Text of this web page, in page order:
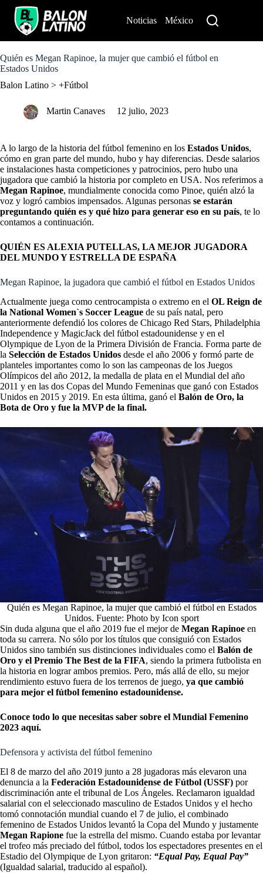
o
c
n
Noticias México
Quién es Megan Rapinoe, la mujer que cambió el fútbol en
Estados Unidos
Balon Latino > +Fútbol
Martin Canaves 12 julio, 2023
A lo largo de la historia del fútbol femenino en los Estados Unidos,
cómo en gran parte del mundo, hubo y hay diferencias. Desde salarios
e instalaciones hasta competiciones y patrocinios, pero hubo una
jugadora que cambió la historia por completo en USA. Nos referimos a
Megan Rapinoe, mundialmente conocida como Pinoe, quién alzó la
voz y logró cambios impensados. Algunas personas se estarán
preguntando quién es y qué hizo para generar eso en su país, te lo
contamos a continuación.
QUIÉN ES ALEXIA PUTELLAS, LA MEJOR JUGADORA
DEL MUNDO Y ESTRELLA DE ESPAÑA
Megan Rapinoe, la jugadora que cambió el fútbol en Estados Unidos
Actualmente juega como centrocampista o extremo en el OL Reign de
la National Women`s Soccer League de su país natal, pero
anteriormente defendió los colores de Chicago Red Stars, Philadelphia
Independence y MagicJack del fútbol estadounidense y en el
Olympique de Lyon de la Primera División de Francia. Forma parte de
la Selección de Estados Unidos desde el año 2006 y formó parte de
planteles importantes como lo son las campeonas de los Juegos
Olímpicos del año 2012, la medalla de plata en el Mundial del año
2011 y en las dos Copas del Mundo Femeninas que ganó con Estados
Unidos en 2015 y 2019. En esta última, ganó el Balón de Oro, la
Bota de Oro y fue la MVP de la final.
Quién es Megan Rapinoe, la mujer que cambió el fútbol en Estados
Unidos. Fuente: Photo by Icon sport
Sin duda alguna que el año 2019 fue el mejor de Megan Rapinoe en
toda su carrera. No sólo por los títulos que consiguió con Estados
Unidos sino también sus distinciones individuales como el Balón de
Oro y el Premio The Best de la FIFA, siendo la primera futbolista en
la historia en lograr ambos premios. Pero, más allá de ello, su mejor
rendimiento estuvo fuera de los terrenos de juego, ya que cambió
para mejor el fútbol femenino estadounidense.
Conoce todo lo que necesitas saber sobre el Mundial Femenino
2023 aquí.
Defensora y activista del fútbol femenino
El 8 de marzo del año 2019 junto a 28 jugadoras más elevaron una
denuncia a la Federación Estadounidense de Fútbol (USSF) por
discriminación ante el tribunal de Los Ángeles. Reclamaron igualdad
salarial con el seleccionado masculino de Estados Unidos y el hecho
tomó connotación mundial cuando el 7 de julio, el combinado
femenino de Estados Unidos levantó la Copa del Mundo y justamente
Megan Rapione fue la estrella del mismo. Cuando estaba por levantar
el trofeo más preciado del fútbol, todos los espectadores presentes en el
Estadio del Olympique de Lyon gritaron: “Equal Pay, Equal Pay”
(Igualdad salarial, traducido al español).